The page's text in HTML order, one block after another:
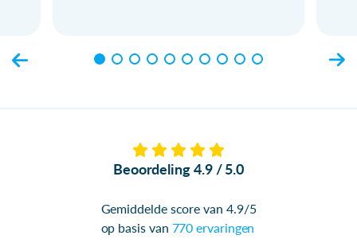
Beoordeling 4.9 / 5.0
Gemiddelde score van 4.9/5
op basis van 770 ervaringen